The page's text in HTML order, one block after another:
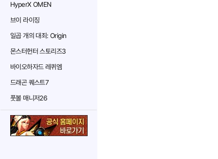
HyperX OMEN
브이 라이징
일곱 개의 대죄: Origin
몬스터헌터 스토리즈3
바이오하자드 레퀴엠
드래곤 퀘스트7
풋볼 매니저26